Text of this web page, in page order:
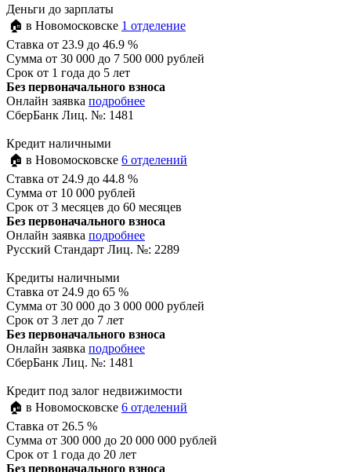
Деньги до зарплаты
🏠 в Новомосковске 1 отделение
Ставка от 23.9 до 46.9 %
Сумма от 30 000 до 7 500 000 рублей
Срок от 1 года до 5 лет
Без первоначального взноса
Онлайн заявка подробнее
СберБанк Лиц. №: 1481
Кредит наличными
🏠 в Новомосковске 6 отделений
Ставка от 24.9 до 44.8 %
Сумма от 10 000 рублей
Срок от 3 месяцев до 60 месяцев
Без первоначального взноса
Онлайн заявка подробнее
Русский Стандарт Лиц. №: 2289
Кредиты наличными
Ставка от 24.9 до 65 %
Сумма от 30 000 до 3 000 000 рублей
Срок от 3 лет до 7 лет
Без первоначального взноса
Онлайн заявка подробнее
СберБанк Лиц. №: 1481
Кредит под залог недвижимости
🏠 в Новомосковске 6 отделений
Ставка от 26.5 %
Сумма от 300 000 до 20 000 000 рублей
Срок от 1 года до 20 лет
Без первоначального взноса